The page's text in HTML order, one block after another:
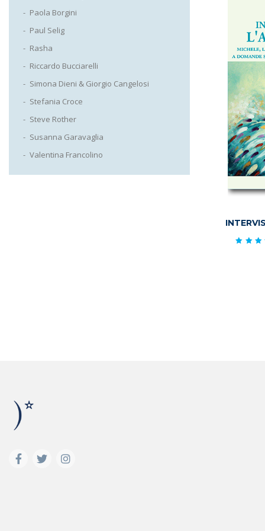
Paola Borgini
Paul Selig
Rasha
Riccardo Bucciarelli
Simona Dieni & Giorgio Cangelosi
Stefania Croce
Steve Rother
Susanna Garavaglia
Valentina Francolino